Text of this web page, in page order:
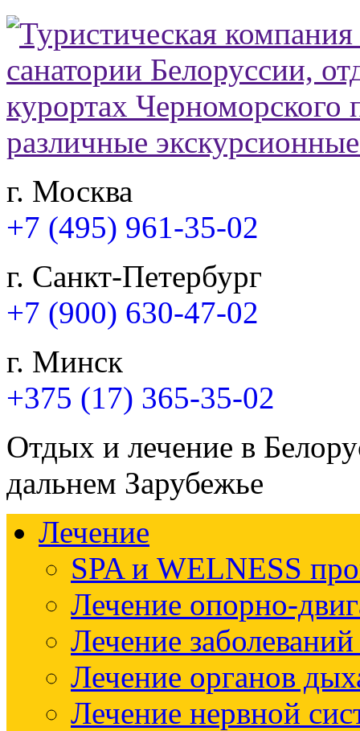
г. Москва
+7 (495) 961-35-02
г. Санкт-Петербург
+7 (900) 630-47-02
г. Минск
+375 (17) 365-35-02
Отдых и лечение в
дальнем Зарубежье
Лечение
SPA и WELNESS
Лечение опорно-
Лечение
Лечение органов
Лечение нервной